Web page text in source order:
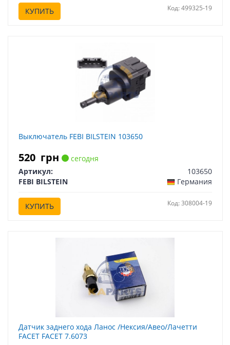
КУПИТЬ Код: 499325-19
Выключатель FEBI BILSTEIN 103650
520 грн
сегодня
Артикул:
103650
FEBI BILSTEIN
Германия
КУПИТЬ Код: 308004-19
Датчик заднего хода Ланос /Нексия/Авео/Лачетти
FACET FACET 7.6073